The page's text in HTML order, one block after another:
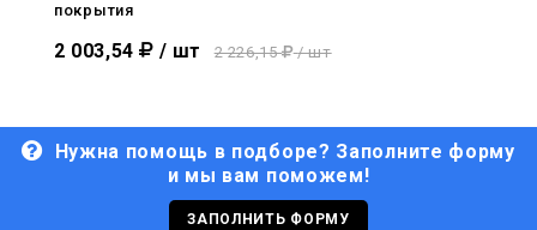
покрытия
2 003,54 / шт 2 226,15 / шт
Нужна помощь в подборе? Заполните форму
и мы вам поможем!
ЗАПОЛНИТЬ ФОРМУ
29.06.2026
С Днём кораблестроителя!